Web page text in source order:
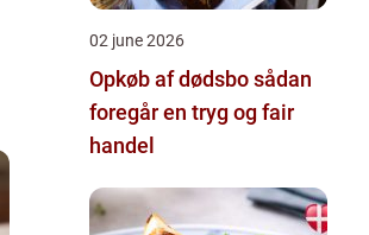
02 june 2026
Opkøb af dødsbo sådan
foregår en tryg og fair
handel